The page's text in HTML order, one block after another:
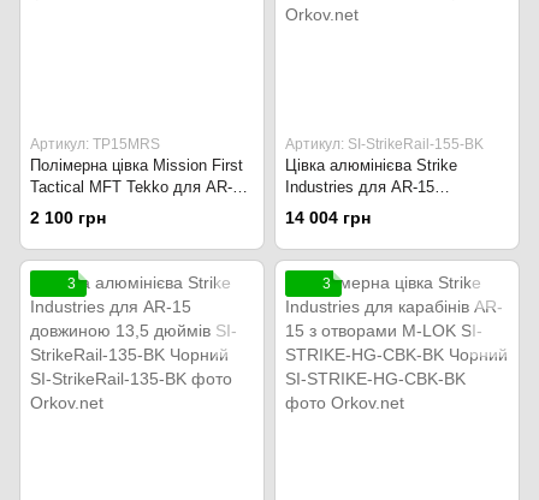
Артикул: TP15MRS
Полімерна цівка Mission First
Tactical MFT Tekko для AR-15
з отворами M-LOK TP15MRS
2 100 грн
Артикул: SI-StrikeRail-155-BK
Цівка алюмінієва Strike
Industries для AR-15
довжиною 15,5 дюймів SI-
StrikeRail-155-BK Чорний
14 004 грн
3 3